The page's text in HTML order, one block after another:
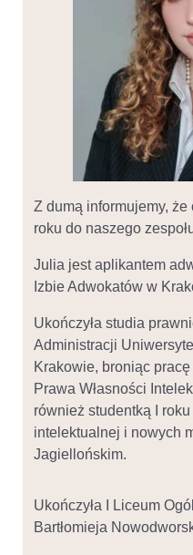
Z dumą informujemy,
roku do naszego
Julia jest aplikantem
Izbie Adwokatów w
Ukończyła studia
Administracji
Krakowie, broniąc
Prawa Własności
również studentką I
intelektualnej i nowych
Jagiellońskim.
Ukończyła I Liceum
Bartłomieja